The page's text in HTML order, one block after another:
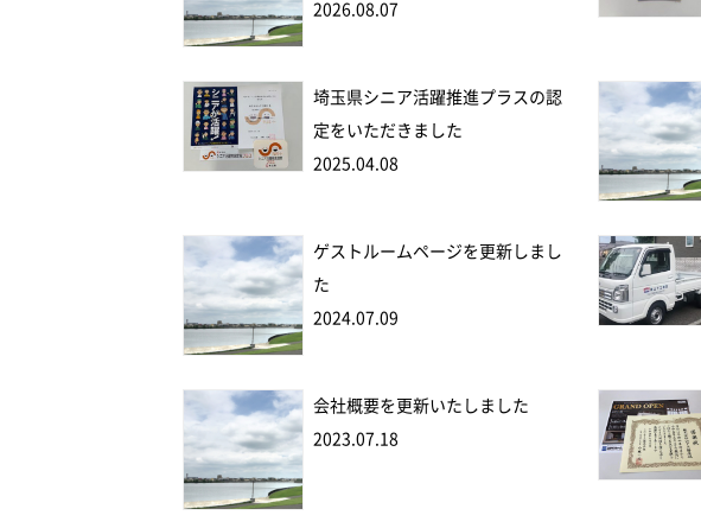
2026.08.07
埼玉県シニア活躍推進プラスの認
定をいただきました
2025.04.08
ゲストルームページを更新しまし
た
2024.07.09
会社概要を更新いたしました
2023.07.18